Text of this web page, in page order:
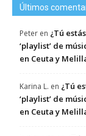
Últimos
Peter en ¿Tú
‘playlist’ de
en Ceuta y
Karina L. en ¿Tú
‘playlist’ de
en Ceuta y